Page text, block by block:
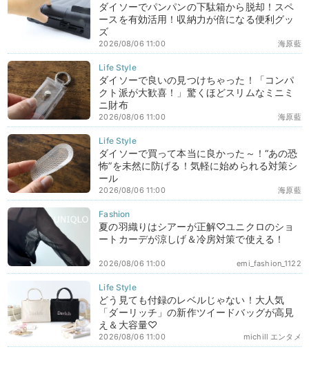
ダイソーでパンパンの下駄箱から脱却！スペ
ースを有効活用！収納力が倍になる便利グッ
ズ
海原藍
2026/08/06 11:00
ダイソーで良いの見つけちゃった！「コンパ
クト派が大歓喜！」驚くほどスリムなミニミ
ニ財布
海原藍
2026/08/06 11:00
ダイソーで買って本当に良かった～！“あの恐
怖”を未然に防げる！気軽に始められる対策シ
ール
海原藍
2026/08/06 11:00
夏の羽織りはシアーが正解♡ユニクロのショ
ートカーデが涼しげ＆冷房対策で使える！
emi_fashion_1122
2026/08/06 11:00
どう見ても付録のレベルじゃない！大人気
「ダーリッチ」の新作ツイードバッグが高見
え＆大容量♡
michill エンタメ
2026/08/06 11:00